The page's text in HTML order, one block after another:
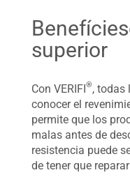
superior
Con VERIFI®, todas
conocer el
permite que los
malas antes de
resistencia puede
de tener que